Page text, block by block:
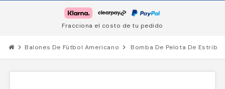
Fracciona el costo de tu pedido
chevron_right Balones De Fútbol Americano chevron_right Bomba De Pelota De Estribo